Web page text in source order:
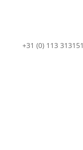
+31 (0) 113 313151